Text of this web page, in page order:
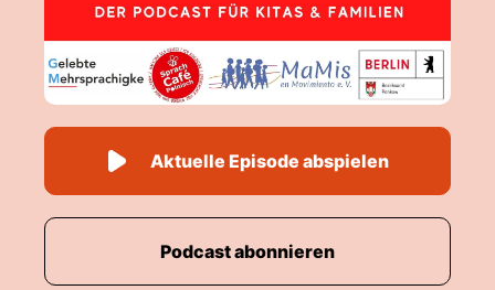
Aktuelle Episode abspielen
Podcast abonnieren